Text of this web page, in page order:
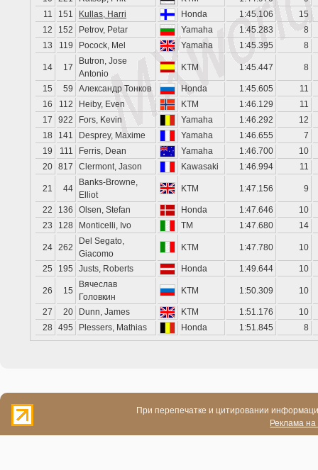
11
151 Kullas, Harri Honda 1:45.106
15
12
152 Petrov, Petar Yamaha 1:45.283
8
13
119 Pocock, Mel Yamaha 1:45.395 8
14 17
Butron, Jose
Antonio
KTM 1:45.447 8
15 59 Александр Тонков Honda 1:45.605
11
16
112 Heiby, Even KTM 1:46.129
11
17
922 Fors, Kevin Yamaha 1:46.292
12
18
141 Desprey, Maxime Yamaha 1:46.655
7
19
111 Ferris, Dean Yamaha 1:46.700
10
20 817 Clermont, Jason Kawasaki 1:46.994 11
21 44
Banks-Browne,
Elliot
KTM 1:47.156 9
22 136 Olsen, Stefan Honda 1:47.646
10
23
128 Monticelli, Ivo TM 1:47.680 14
24 262
Del Segato,
Giacomo
KTM 1:47.780 10
25 195 Justs, Roberts Honda 1:49.644 10
26 15
Вячеслав
Головкин
KTM 1:50.309 10
27 20 Dunn, James KTM 1:51.176
10
28
495 Plessers, Mathias Honda 1:51.845 8
При перепечатке и цитировании
Реклама на